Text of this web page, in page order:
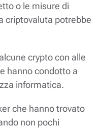
o le misure di
criptovaluta potrebbe
crypto con alle
hanno condotto a
informatica.
che hanno trovato
non pochi